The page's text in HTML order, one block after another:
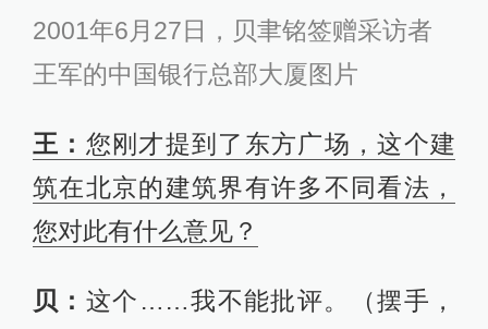
2001年6月27日，贝聿铭签赠采访者
王军的中国银行总部大厦图片
王： 您刚才提到了东方广场，这个建
筑在北京的建筑界有许多不同看法，
您对此有什么意见？
贝： 这个……我不能批评。（摆手，